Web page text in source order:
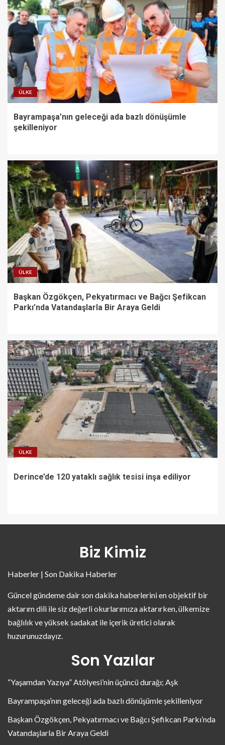
ÜLKE
Bayrampaşa’nın geleceği ada bazlı dönüşümle
şekilleniyor
ÜLKE
Başkan Özgökçen, Pekyatırmacı ve Bağcı Şefikcan
Parkı’nda Vatandaşlarla Bir Araya Geldi
ÜLKE
Derince’de 120 yataklı sağlık tesisi inşa ediliyor
Biz Kimiz
Haberler | Son Dakika Haberler
Güncel gündeme dair son dakika haberlerini en objektif bir
aktarım dili ile siz değerli okurlarımıza aktarırken, ülkemize
bağlılık ve yüksek sadakat ile içerik üretici olarak
huzurunuzdayız.
Son Yazılar
“Yaşamdan Yazıya” Atölyesi’nin üçüncü durağı; Aşk
Bayrampaşa’nın geleceği ada bazlı dönüşümle şekilleniyor
Başkan Özgökçen, Pekyatırmacı ve Bağcı Şefikcan Parkı’nda
Vatandaşlarla Bir Araya Geldi